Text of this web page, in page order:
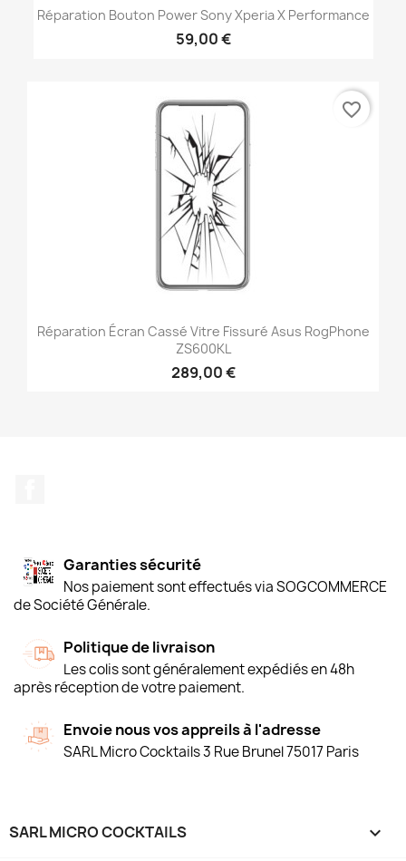
Réparation Bouton Power Sony Xperia X Performance
59,00 €
Réparation Écran Cassé Vitre Fissuré Asus RogPhone
ZS600KL
289,00 €
favorite_border
Garanties sécurité
Nos paiement sont effectués via SOGCOMMERCE
de Société Générale.
Politique de livraison
Les colis sont généralement expédiés en 48h
après réception de votre paiement.
Envoie nous vos appreils à l'adresse
SARL Micro Cocktails 3 Rue Brunel 75017 Paris
SARL MICRO COCKTAILS 